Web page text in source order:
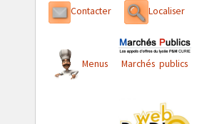
Contacter Localiser
Menus Marchés publics